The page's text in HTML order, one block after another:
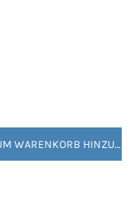
ZUM WARENKORB HINZUFÜGEN